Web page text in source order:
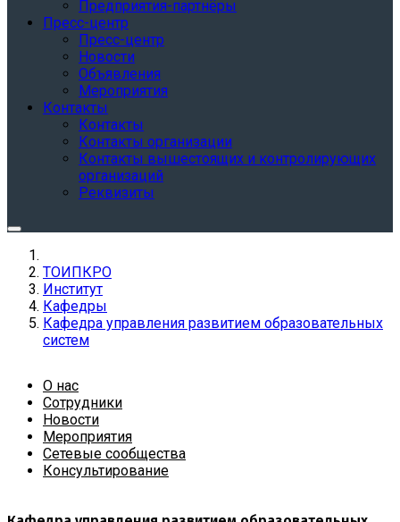
Предприятия-партнёры
Пресс-центр
Пресс-центр
Новости
Объявления
Мероприятия
Контакты
Контакты
Контакты организации
Контакты вышестоящих и контролирующих
организаций
Реквизиты
ТОИПКРО
Институт
Кафедры
Кафедра управления развитием образовательных
систем
О нас
Сотрудники
Новости
Мероприятия
Сетевые сообщества
Консультирование